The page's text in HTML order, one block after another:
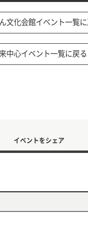
文化会館イベント一覧に
中心イベント一覧に戻る
イベントをシェア
団法人 鳥取県文化振興